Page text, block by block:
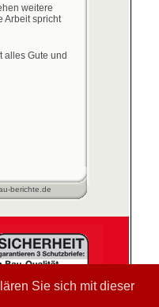
Sie sich mit dieser
weitere
Arbeit spricht
alles Gute und
berichte.de